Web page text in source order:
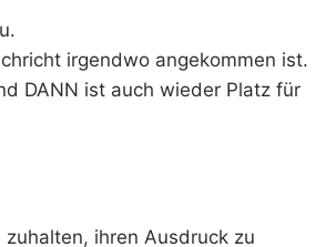
irgendwo angekommen ist.
DANN ist auch wieder Platz für
ihren Ausdruck zu